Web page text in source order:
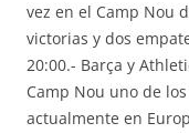
vez en el Camp Nou
victorias y dos
20:00.- Barça y
Camp Nou uno de
actualmente en